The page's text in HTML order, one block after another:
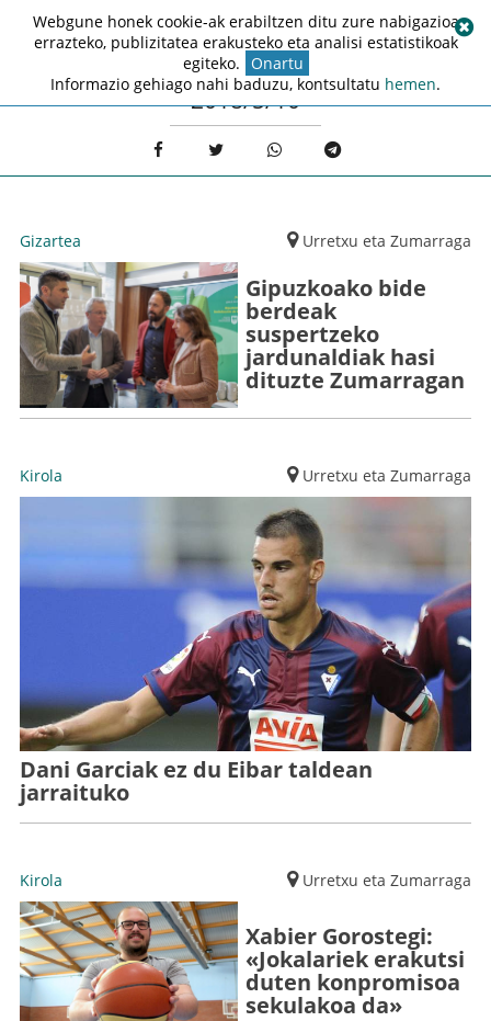
2018/5/10
Gizartea Urretxu eta Zumarraga
Gipuzkoako bide
berdeak
suspertzeko
jardunaldiak hasi
dituzte Zumarragan
Kirola Urretxu eta Zumarraga
Dani Garciak ez du Eibar taldean
jarraituko
Kirola Urretxu eta Zumarraga
Xabier Gorostegi:
«Jokalariek erakutsi
duten konpromisoa
sekulakoa da»
Webgune honek cookie-ak erabiltzen ditu zure nabigazioa
errazteko, publizitatea erakusteko eta analisi estatistikoak
egiteko. Onartu
Informazio gehiago nahi baduzu, kontsultatu hemen.